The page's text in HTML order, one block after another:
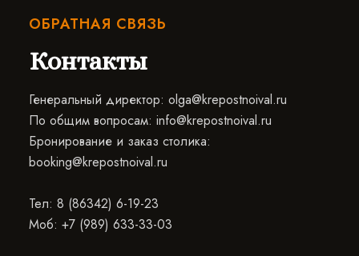
ОБРАТНАЯ СВЯЗЬ
Контакты
Генеральный директор: olga@krepostnoival.ru
По общим вопросам: info@krepostnoival.ru
Бронирование и заказ столика:
booking@krepostnoival.ru
Teл: 8 (86342) 6-19-23
Моб: +7 (989) 633-33-03